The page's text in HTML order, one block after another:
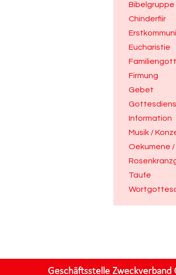
Bibelgruppe
Chinderfiir
Eucharistie
Firmung
Gebet
Information
Musik /
Oekumene /
Taufe
Geschäftsstelle Zweckverband